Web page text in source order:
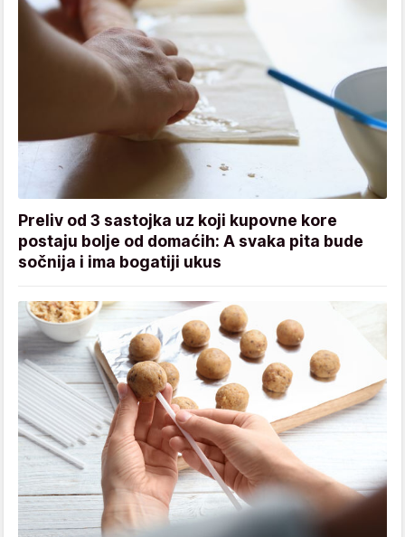
Preliv od 3 sastojka uz koji kupovne kore
postaju bolje od domaćih: A svaka pita bude
sočnija i ima bogatiji ukus